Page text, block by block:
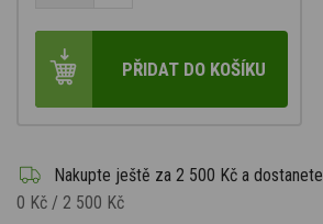
PŘIDAT DO KOŠÍKU
Nakupte ještě za 2 500 Kč a dostanete
0 Kč / 2 500 Kč